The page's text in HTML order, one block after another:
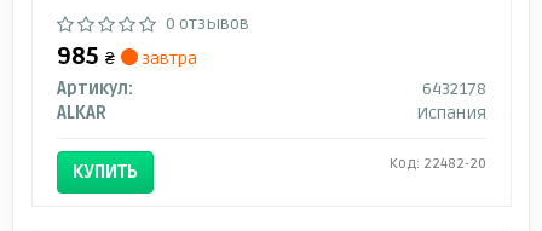
0 отзывов
985 ₴
завтра
Артикул:
6432178
ALKAR
Испания
КУПИТЬ Код: 22482-20